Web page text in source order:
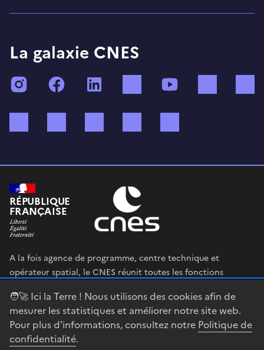
🧑‍🚀 Ici la Terre ! Nous utilisons des cookies afin de
mesurer les statistiques et améliorer notre site web.
Pour plus d'informations, consultez notre Politique de
confidentialité.
La galaxie CNES
InstagramFacebook TikTok
RÉPUBLIQUE
FRANÇAISE
A la fois agence de programme, centre technique et
opérateur spatial, le CNES réunit toutes les fonctions
en œuvre sa stratégie spatiale.
legifrance.gouv.fr
gouvernement.fr